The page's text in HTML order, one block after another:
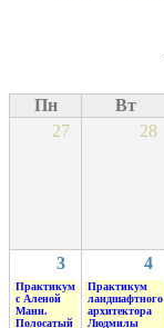
Пн Вт
27
28
3 4
Практикум
с Аленой
Манн.
Полосатый
Практикум
ландшафтного
архитектора
Людмилы